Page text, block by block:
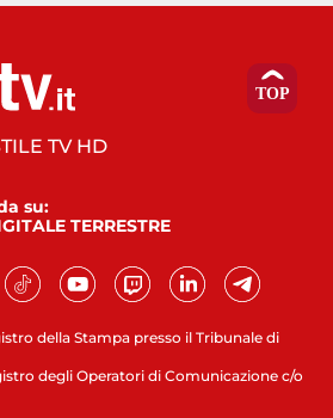
della Stampa presso il Tribunale di
degli Operatori di Comunicazione c/o
TV HD
su:
TERRESTRE